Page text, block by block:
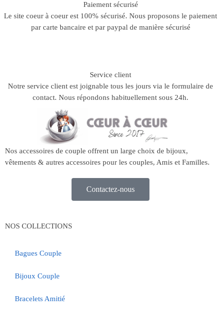
Paiement sécurisé
Le site coeur à coeur est 100% sécurisé. Nous proposons le paiement
par carte bancaire et par paypal de manière sécurisé
Service client
Notre service client est joignable tous les jours via le formulaire de
contact. Nous répondons habituellement sous 24h.
Nos accessoires de couple offrent un large choix de bijoux,
vêtements & autres accessoires pour les couples, Amis et Familles.
Contactez-nous
NOS COLLECTIONS
Bagues Couple
Bijoux Couple
Bracelets Amitié